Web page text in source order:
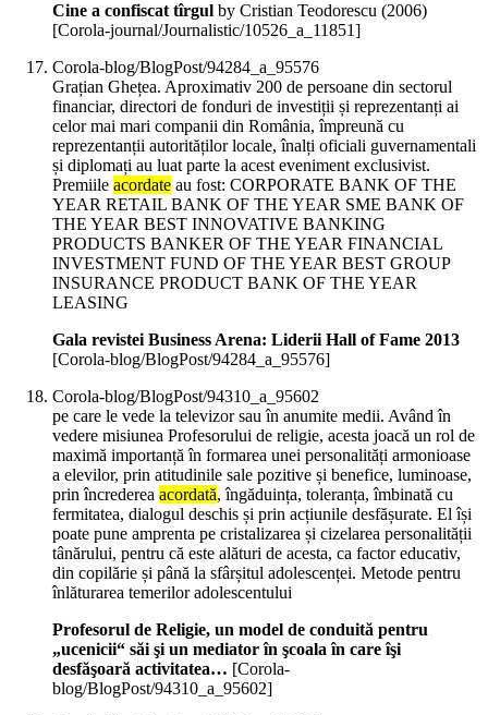
Cine a confiscat tîrgul by Cristian Teodorescu (2006)
[Corola-journal/Journalistic/10526_a_11851]
Corola-blog/BlogPost/94284_a_95576
Grațian Ghețea. Aproximativ 200 de persoane din sectorul
financiar, directori de fonduri de investiții și reprezentanți ai
celor mai mari companii din România, împreună cu
reprezentanții autorităților locale, înalți oficiali guvernamentali
și diplomați au luat parte la acest eveniment exclusivist.
Premiile acordate au fost: CORPORATE BANK OF THE
YEAR RETAIL BANK OF THE YEAR SME BANK OF
THE YEAR BEST INNOVATIVE BANKING
PRODUCTS BANKER OF THE YEAR FINANCIAL
INVESTMENT FUND OF THE YEAR BEST GROUP
INSURANCE PRODUCT BANK OF THE YEAR
LEASING
Gala revistei Business Arena: Liderii Hall of Fame 2013
[Corola-blog/BlogPost/94284_a_95576]
Corola-blog/BlogPost/94310_a_95602
pe care le vede la televizor sau în anumite medii. Având în
vedere misiunea Profesorului de religie, acesta joacă un rol de
maximă importanță în formarea unei personalități armonioase
a elevilor, prin atitudinile sale pozitive și benefice, luminoase,
prin încrederea acordată, îngăduința, toleranța, îmbinată cu
fermitatea, dialogul deschis și prin acțiunile desfășurate. El își
poate pune amprenta pe cristalizarea și cizelarea personalității
tânărului, pentru că este alături de acesta, ca factor educativ,
din copilărie și până la sfârșitul adolescenței. Metode pentru
înlăturarea temerilor adolescentului
Profesorul de Religie, un model de conduită pentru
„ucenicii“ săi şi un mediator în şcoala în care îşi
desfăşoară activitatea… [Corola-
blog/BlogPost/94310_a_95602]